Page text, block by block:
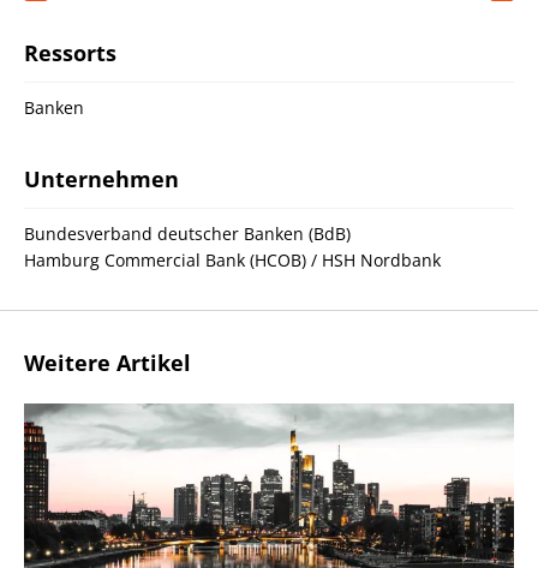
Ressorts
Banken
Unternehmen
Bundesverband deutscher Banken (BdB)
Hamburg Commercial Bank (HCOB) / HSH Nordbank
Weitere Artikel